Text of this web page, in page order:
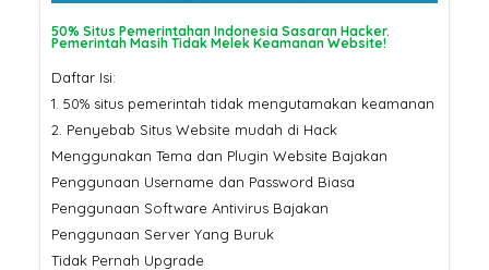
50% Situs Pemerintahan Indonesia Sasaran Hacker.
Pemerintah Masih Tidak Melek Keamanan Website!
Daftar Isi:
1. 50% situs pemerintah tidak mengutamakan keamanan
2. Penyebab Situs Website mudah di Hack
Menggunakan Tema dan Plugin Website Bajakan
Penggunaan Username dan Password Biasa
Penggunaan Software Antivirus Bajakan
Penggunaan Server Yang Buruk
Tidak Pernah Upgrade
Murah untuk